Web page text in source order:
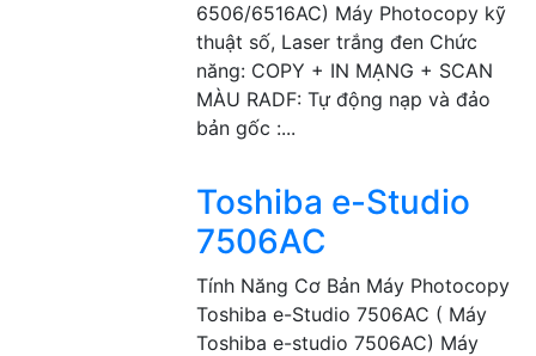
6506/6516AC) Máy Photocopy kỹ
thuật số, Laser trắng đen Chức
năng: COPY + IN MẠNG + SCAN
MÀU RADF: Tự động nạp và đảo
bản gốc :...
Toshiba e-Studio
7506AC
Tính Năng Cơ Bản Máy Photocopy
Toshiba e-Studio 7506AC ( Máy
Toshiba e-studio 7506AC) Máy